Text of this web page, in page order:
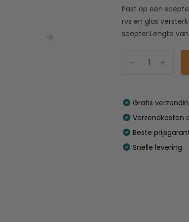
Past op een
rvs en glas
scepter.Lengte van
+
-
Gratis
Verzendkosten
Beste
Snelle levering